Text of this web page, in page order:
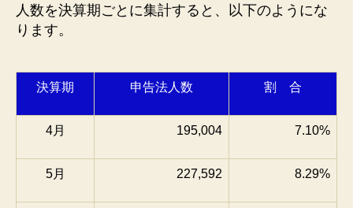
人数を決算期ごとに集計すると、以下のようにな
ります。
決算期 申告法人数 割 合
4月 195,004 7.10%
5月 227,592 8.29%